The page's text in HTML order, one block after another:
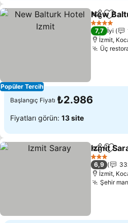
Popüler Tercih
Paylaş
New
4 Yıldız
7,7 İyi
İzmit,
Üç
Başlangıç Fiyatı ₺2.986
Fiyatları görün: 13 site
Paylaş
Izmit
3 Yıldız
6,9
İzmit,
Şehir